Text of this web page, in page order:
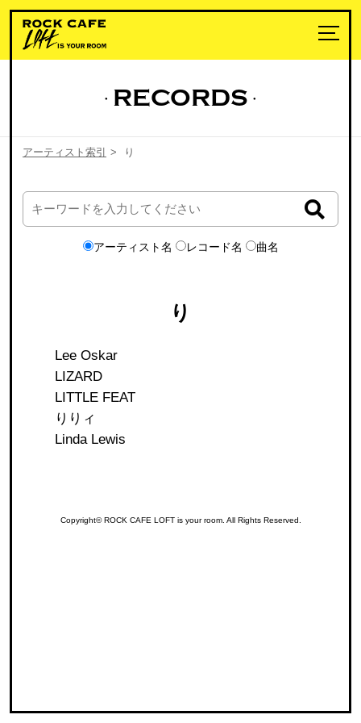
RECORDS
アーティスト索引 > り
アーティスト名 レコード名 曲名
り
Lee Oskar
LIZARD
LITTLE FEAT
りりィ
Linda Lewis
Copyright© ROCK CAFE LOFT is your room. All Rights Reserved.